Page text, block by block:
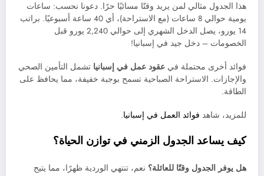
هذا الجدول مثالي لمن يريد وقتًا مسائيًا حرًا. دعونا نحسب: ساعات
يومية حوالي 8 ساعات (مع الاستراحة)، أي 40 ساعة أسبوعيًا. براتب
14 يورو، يصل الدخل الشهري إلى حوالي 2,240 يورو قبل
الخصومات – دخل جيد في إسبانيا!
فوائد أخرى محتملة في عقود عمل في إسبانيا تشمل التأمين الصحي
والإجازات. الاستراحة الصباحية تسمح بوجبة خفيفة، مما يحافظ على
الطاقة.
للمزيد، شاهد فوائد العمل في إسبانيا.
كيف يساعد الجدول الزمني في توازن الحياة؟
هل يوفر الجدول وقتًا للعائلة؟ نعم، تنتهي الوردية ظهرًا، مما يتيح